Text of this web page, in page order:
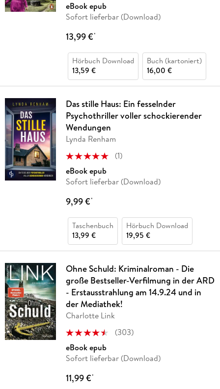
eBook epub
Sofort lieferbar (Download)
13,99 €*
Hörbuch Download
13,59 €
Buch (kartoniert)
16,00 €
Das stille Haus: Ein fesselnder
Psychothriller voller schockierender
Wendungen
Lynda Renham
(1)
eBook epub
Sofort lieferbar (Download)
9,99 €*
Taschenbuch
13,99 €
Hörbuch Download
19,95 €
Ohne Schuld: Kriminalroman - Die
große Bestseller-Verfilmung in der ARD
- Erstausstrahlung am 14.9.24 und in
der Mediathek!
Charlotte Link
(303)
eBook epub
Sofort lieferbar (Download)
11,99 €*